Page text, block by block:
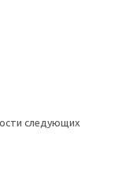
следующих